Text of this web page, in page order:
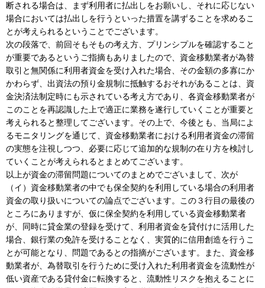
断される場合は、まず利用者に払出しをお願いし、それに応じない
場合においては払出しを行うといった措置を講ずることを求めるこ
とが考えられるということでございます。
次の段落で、前回そもそもの考え方、プリンシプルを確認すること
が重要であるというご指摘もありましたので、資金移動業者が為替
取引と無関係に利用者資金を受け入れた場合、その金額の多寡にか
かわらず、出資法の預り金規制に抵触するおそれがあることは、資
金決済法制定時にも示されている考え方であり、各資金移動業者が
このことを再認識した上で適正に業務を遂行していくことが重要と
考えられると整理してございます。その上で、今後とも、当局によ
るモニタリングを通じて、資金移動業者における利用者資金の滞留
の実態を注視しつつ、必要に応じて追加的な規制の在り方を検討し
ていくことが考えられるとまとめてございます。
以上が資金の滞留問題についてのまとめでございまして、次が
（イ）資金移動業者の中でも保全契約を利用している場合の利用者
資金の取り扱いについての論点でございます。この３行目の最後の
ところにありますが、仮に保全契約を利用している資金移動業者
が、同時に貸金業の登録を受けて、利用者資金を貸付けに活用した
場合、銀行業の免許を受けることなく、実質的に信用創造を行うこ
とが可能となり、問題であるとの指摘がございます。また、資金移
動業者が、為替取引を行うために受け入れた利用者資金を流動性が
低い資産である貸付金に転換すると、流動性リスクを抱えることに